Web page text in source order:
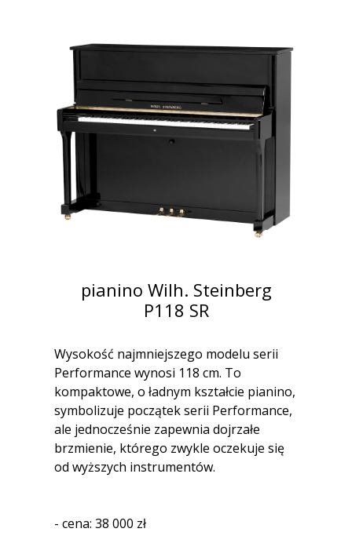
Wysokość najmniejszego modelu serii
Performance wynosi 118 cm. To
kompaktowe, o ładnym kształcie pianino,
symbolizuje początek serii Performance,
ale jednocześnie zapewnia dojrzałe
brzmienie, którego zwykle oczekuje się
od wyższych instrumentów.
- cena: 38 000 zł
pianino Wilh. Steinberg
P118 SR